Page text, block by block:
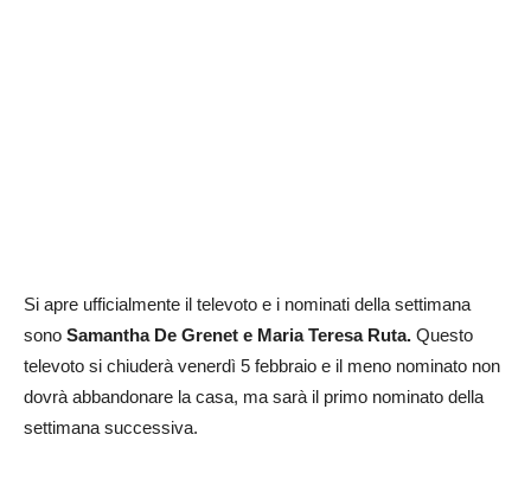
Si apre ufficialmente il televoto e i nominati della settimana
sono Samantha De Grenet e Maria Teresa Ruta. Questo
televoto si chiuderà venerdì 5 febbraio e il meno nominato non
dovrà abbandonare la casa, ma sarà il primo nominato della
settimana successiva.